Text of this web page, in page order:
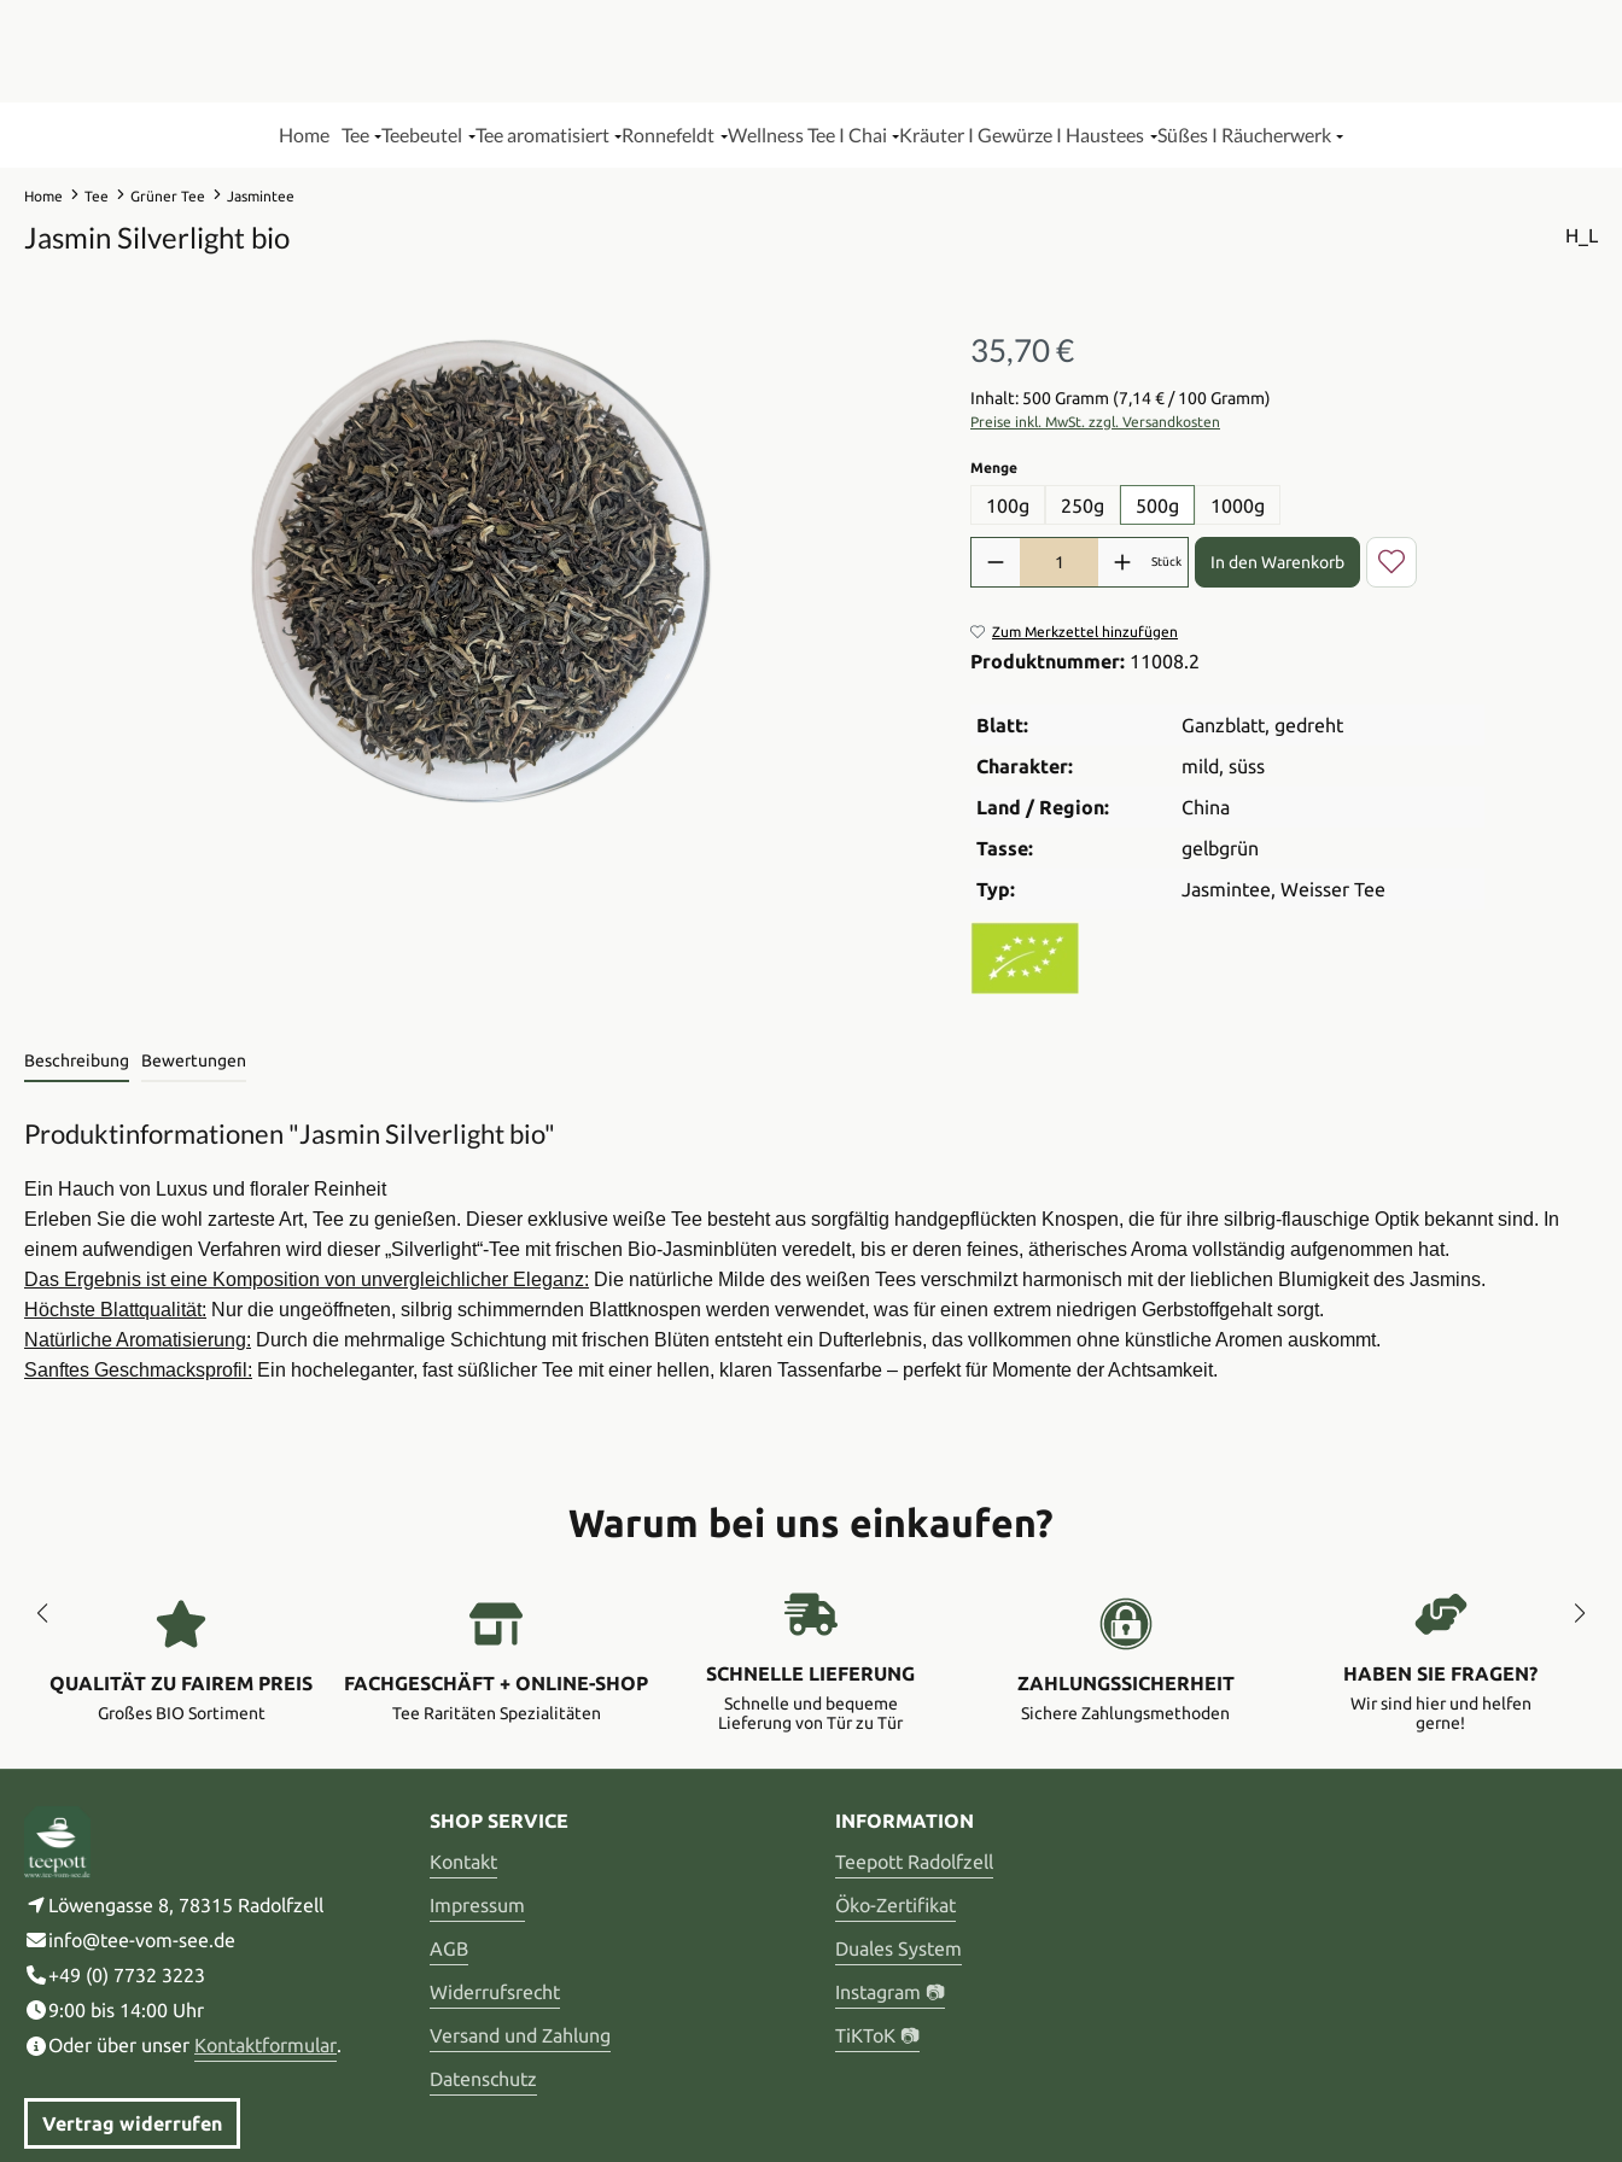
Home Tee Teebeutel Tee aromatisiert Ronnefeldt Wellness Tee I Chai Kräuter I Gewürze I Haustees Süßes I Räucherwerk
Home Tee Grüner Tee Jasmintee
Jasmin Silverlight bio H_L
Regulärer Preis:
35,70 €
Inhalt: 500 Gramm (7,14 € / 100 Gramm)
Preise inkl. MwSt. zzgl. Versandkosten
Mengeauswählen
100g 250g 500g 1000g
Produkt Anzahl: Gib den gewünschten Wert ein oder benutze die
Stück In den Warenkorb
Zum Merkzettel hinzufügen
Produktnummer: 11008.2
Blatt: Ganzblatt, gedreht
Charakter:
mild, süss
Land / Region:
China
Tasse:
gelbgrün
Typ:
Jasmintee, Weisser Tee
Beschreibung Bewertungen
Produktinformationen "Jasmin Silverlight bio"
Ein Hauch von Luxus und floraler Reinheit
Erleben Sie die wohl zarteste Art, Tee zu genießen. Dieser exklusive weiße Tee besteht aus sorgfältig handgepflückten Knospen, die für ihre silbrig-flauschige Optik bekannt sind. In
einem aufwendigen Verfahren wird dieser „Silverlight“-Tee mit frischen Bio-Jasminblüten veredelt, bis er deren feines, ätherisches Aroma vollständig aufgenommen hat.
Das Ergebnis ist eine Komposition von unvergleichlicher Eleganz: Die natürliche Milde des weißen Tees verschmilzt harmonisch mit der lieblichen Blumigkeit des Jasmins.
Höchste Blattqualität: Nur die ungeöffneten, silbrig schimmernden Blattknospen werden verwendet, was für einen extrem niedrigen Gerbstoffgehalt sorgt.
Natürliche Aromatisierung: Durch die mehrmalige Schichtung mit frischen Blüten entsteht ein Dufterlebnis, das vollkommen ohne künstliche Aromen auskommt.
Sanftes Geschmacksprofil: Ein hocheleganter, fast süßlicher Tee mit einer hellen, klaren Tassenfarbe – perfekt für Momente der Achtsamkeit.
Warum bei uns einkaufen?
QUALITÄT ZU FAIREM PREIS
Großes BIO Sortiment
FACHGESCHÄFT + ONLINE-SHOP
Tee Raritäten Spezialitäten
SCHNELLE LIEFERUNG
Schnelle und bequeme
Lieferung von Tür zu Tür
ZAHLUNGSSICHERHEIT
Sichere Zahlungsmethoden
HABEN SIE FRAGEN?
Wir sind hier und helfen
gerne!
Löwengasse 8, 78315 Radolfzell
info@tee-vom-see.de
+49 (0) 7732 3223
9:00 bis 14:00 Uhr
Oder über unser Kontaktformular.
Vertrag widerrufen
SHOP SERVICE
Kontakt
Impressum
AGB
Widerrufsrecht
Versand und Zahlung
Datenschutz
INFORMATION
Teepott Radolfzell
Öko-Zertifikat
Duales System
Instagram 📷
TiKToK 📷